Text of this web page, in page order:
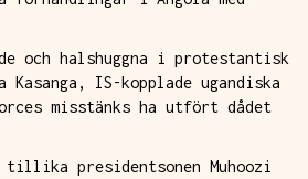
och halshuggna i protestantisk
IS-kopplade ugandiska
misstänks ha utfört dådet
tillika presidentsonen Muhoozi